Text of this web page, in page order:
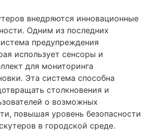
внедряются инновационные
Одним из последних
предупреждения
использует сенсоры и
для мониторинга
Эта система способна
столкновения и
о возможных
повышая уровень безопасности
в городской среде.